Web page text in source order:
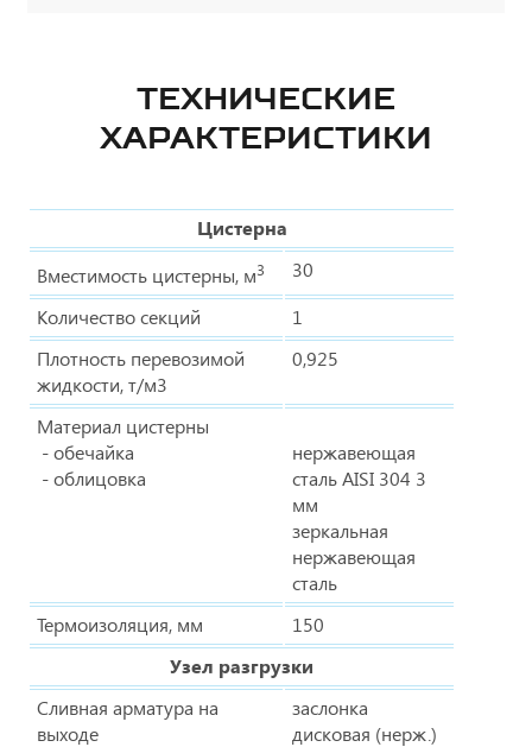
ТЕХНИЧЕСКИЕ
ХАРАКТЕРИСТИКИ
Цистерна
Вместимость цистерны, м3
30
Количество секций
1
Плотность перевозимой
жидкости, т/м3
0,925
Материал цистерны
- обечайка
- облицовка
нержавеющая
сталь AISI 304 3
мм
зеркальная
нержавеющая
сталь
Термоизоляция, мм
150
Узел разгрузки
Сливная арматура на
выходе
заслонка
дисковая (нерж.)